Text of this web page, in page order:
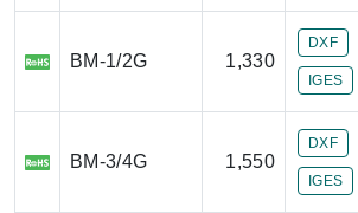
BM-1/2G 1,330
DXF
IGES
BM-3/4G 1,550
DXF
IGES